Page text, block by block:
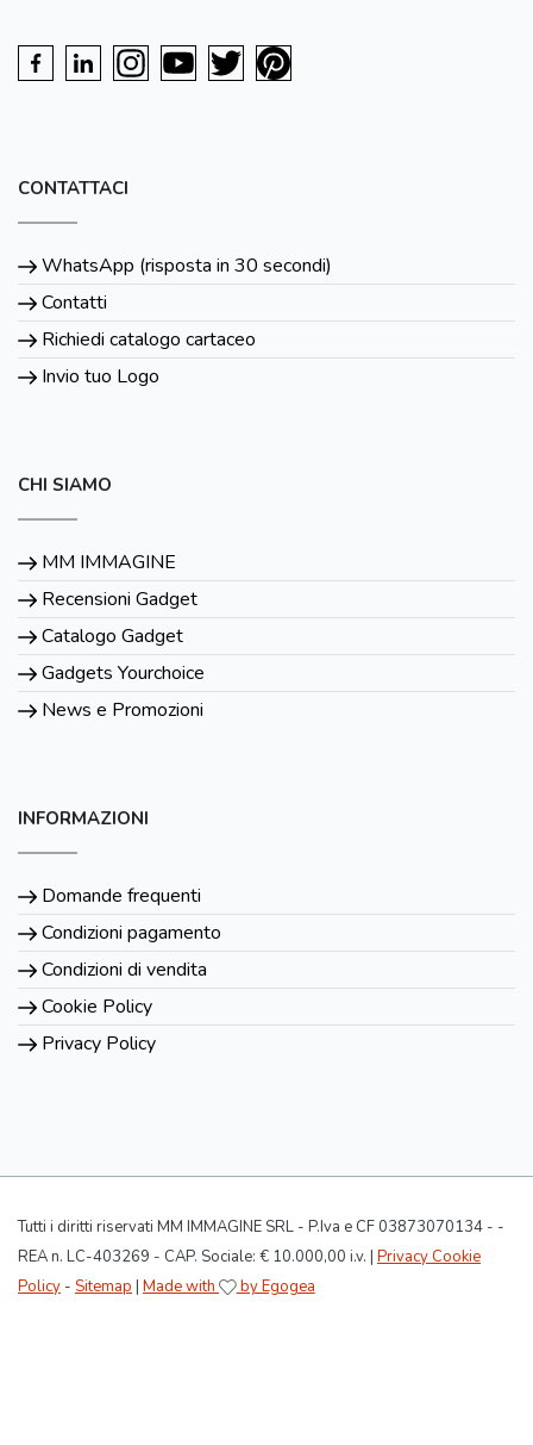
CONTATTACI
WhatsApp (risposta in 30 secondi)
Contatti
Richiedi catalogo cartaceo
Invio tuo Logo
CHI SIAMO
MM IMMAGINE
Recensioni Gadget
Catalogo Gadget
Gadgets Yourchoice
News e Promozioni
INFORMAZIONI
Domande frequenti
Condizioni pagamento
Condizioni di vendita
Cookie Policy
Privacy Policy
Tutti i diritti riservati MM IMMAGINE SRL - P.Iva e CF 03873070134 - -
REA n. LC-403269 - CAP. Sociale: € 10.000,00 i.v. | Privacy Cookie
Policy - Sitemap | Made with by Egogea